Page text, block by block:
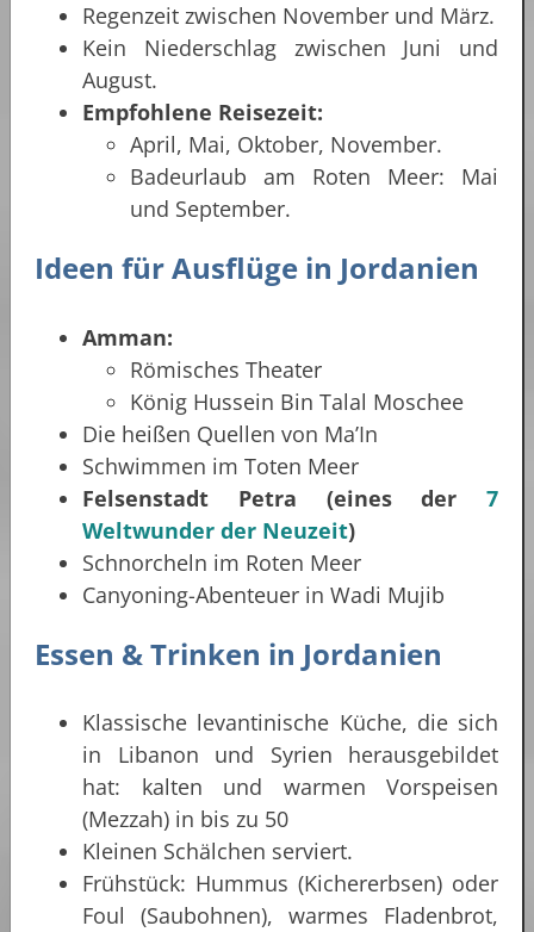
Regenzeit zwischen November und März.
Kein Niederschlag zwischen Juni und
August.
Empfohlene Reisezeit:
April, Mai, Oktober, November.
Badeurlaub am Roten Meer: Mai
und September.
Ideen für Ausflüge in Jordanien
Amman:
Römisches Theater
König Hussein Bin Talal Moschee
Die heißen Quellen von Ma’In
Schwimmen im Toten Meer
Felsenstadt Petra (eines der 7
Weltwunder der Neuzeit)
Schnorcheln im Roten Meer
Canyoning-Abenteuer in Wadi Mujib
Essen & Trinken in Jordanien
Klassische levantinische Küche, die sich
in Libanon und Syrien herausgebildet
hat: kalten und warmen Vorspeisen
(Mezzah) in bis zu 50
Kleinen Schälchen serviert.
Frühstück: Hummus (Kichererbsen) oder
Foul (Saubohnen), warmes Fladenbrot,